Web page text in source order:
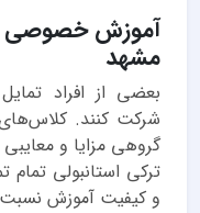
آموزش خصوصی
مشهد
بعضی از افراد
شرکت کنند.
گروهی مزایا و
ترکی استانبولی
و کیفیت آموزش